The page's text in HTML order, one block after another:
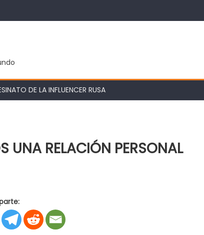
DE LA INFLUENCER RUSA
UNA RELACIÓN PERSONAL